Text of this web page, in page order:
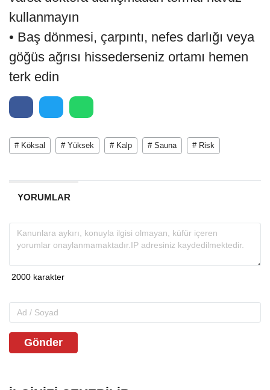
kullanmayın
• Baş dönmesi, çarpıntı, nefes darlığı veya
göğüs ağrısı hissederseniz ortamı hemen
terk edin
# Köksal # Yüksek # Kalp # Sauna # Risk
YORUMLAR
Gönder